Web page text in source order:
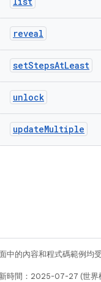
reveal
setStepsAtLeast
unlock
updateMultiple
中的內容和程式碼範例均
時間：2025-07-27 (世界